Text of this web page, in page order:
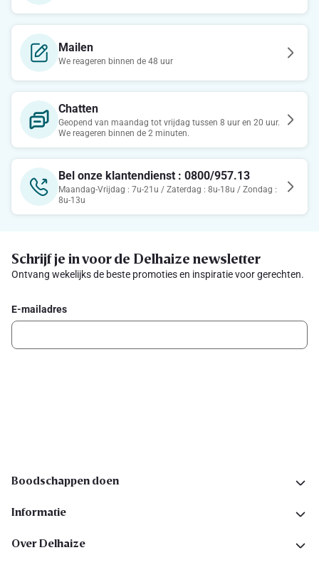
Mailen
We reageren binnen de 48 uur
Chatten
Geopend van maandag tot vrijdag tussen 8 uur en 20 uur.
We reageren binnen de 2 minuten.
Bel onze klantendienst : 0800/957.13
Maandag-Vrijdag : 7u-21u / Zaterdag : 8u-18u / Zondag :
8u-13u
Schrijf je in voor de Delhaize newsletter
Ontvang wekelijks de beste promoties en inspiratie voor gerechten.
E-mailadres
Boodschappen doen
Informatie
Over Delhaize